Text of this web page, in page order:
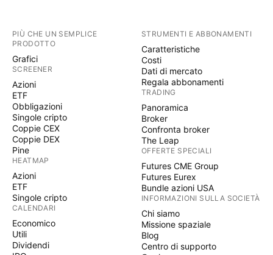
PIÙ CHE UN SEMPLICE
PRODOTTO
Grafici
SCREENER
Azioni
ETF
Obbligazioni
Singole cripto
Coppie CEX
Coppie DEX
Pine
HEATMAP
Azioni
ETF
Singole cripto
CALENDARI
Economico
Utili
Dividendi
STRUMENTI E ABBONAMENTI
Caratteristiche
Costi
Dati di mercato
Regala abbonamenti
TRADING
Panoramica
Broker
Confronta broker
The Leap
OFFERTE SPECIALI
Futures CME Group
Futures Eurex
Bundle azioni USA
INFORMAZIONI SULLA SOCIETÀ
Chi siamo
Missione spaziale
Blog
Centro di supporto